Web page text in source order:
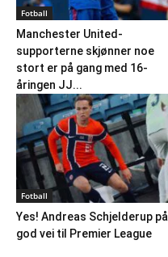
Fotball
Manchester United-
supporterne skjønner noe
stort er på gang med 16-
åringen JJ...
Fotball
Yes! Andreas Schjelderup på
god vei til Premier League